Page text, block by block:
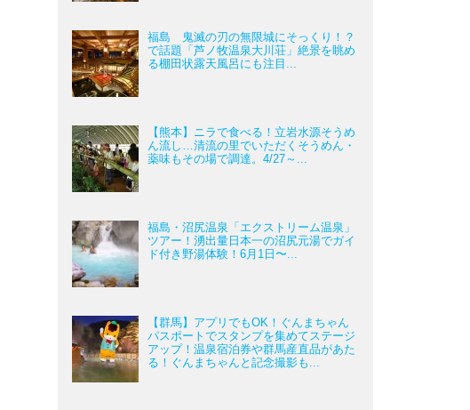
福島 鬼滅の刃の無限城にそっくり！？
で話題「芦ノ牧温泉大川荘」絶景を眺め
る棚田状露天風呂にも注目...
【熊本】ニラで食べる！立岩水源そうめ
ん流し…清流の里でいただくそうめん・
薬味もその場で調達。4/27～...
福島・沼尻温泉「エクストリーム温泉」
ツアー！湧出量日本一の沼尻元湯でガイ
ド付き野湯体験！6月1日〜...
【群馬】アプリでもOK！ぐんまちゃん
パスポートでスタンプを集めてステージ
アップ！温泉宿泊券や群馬産直品があた
る！ぐんまちゃんと記念撮影も...